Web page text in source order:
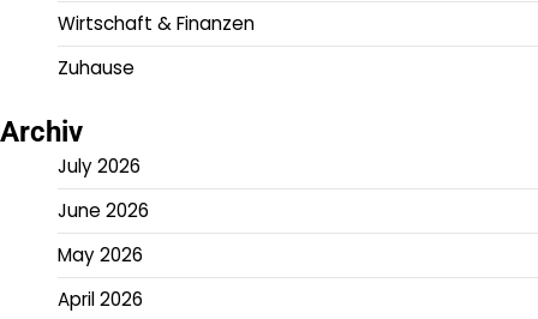
Wirtschaft & Finanzen
Zuhause
Archiv
July 2026
June 2026
May 2026
April 2026